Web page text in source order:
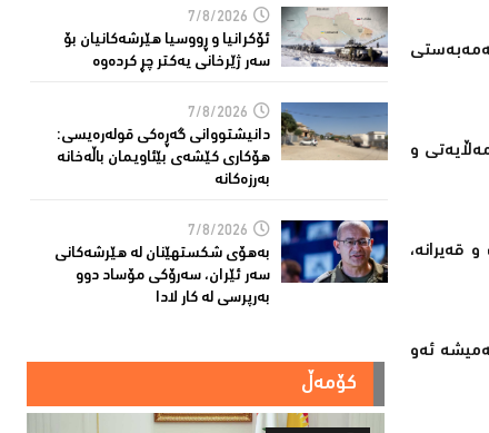
و
قەیرانە،
ئەو
7/8/2026
ئۆكرانیا و ڕووسیا هێرشەكانیان بۆ
سەر ژێرخانی یەكتر چڕ كردەوە
7/8/2026
دانیشتووانى گەڕەكی قولەرەیسی:
هۆکارى کێشەى بێئاویمان باڵەخانە
بەرزەكانە
7/8/2026
بەهۆى شکستهێنان لە هێرشەکانى
سەر ئێران، سەرۆكی مۆساد دوو
بەرپرسی لە كار لادا
کۆمەڵ